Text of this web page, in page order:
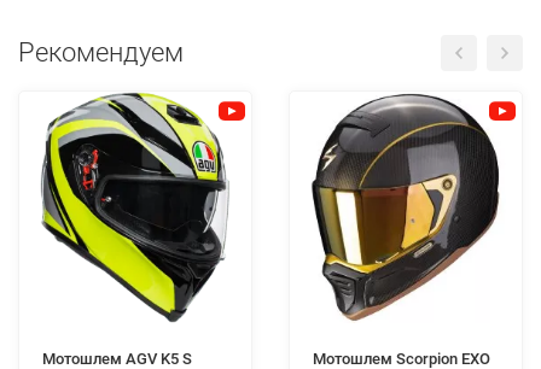
Рекомендуем
Мотошлем AGV K5 S
Мотошлем Scorpion EXO